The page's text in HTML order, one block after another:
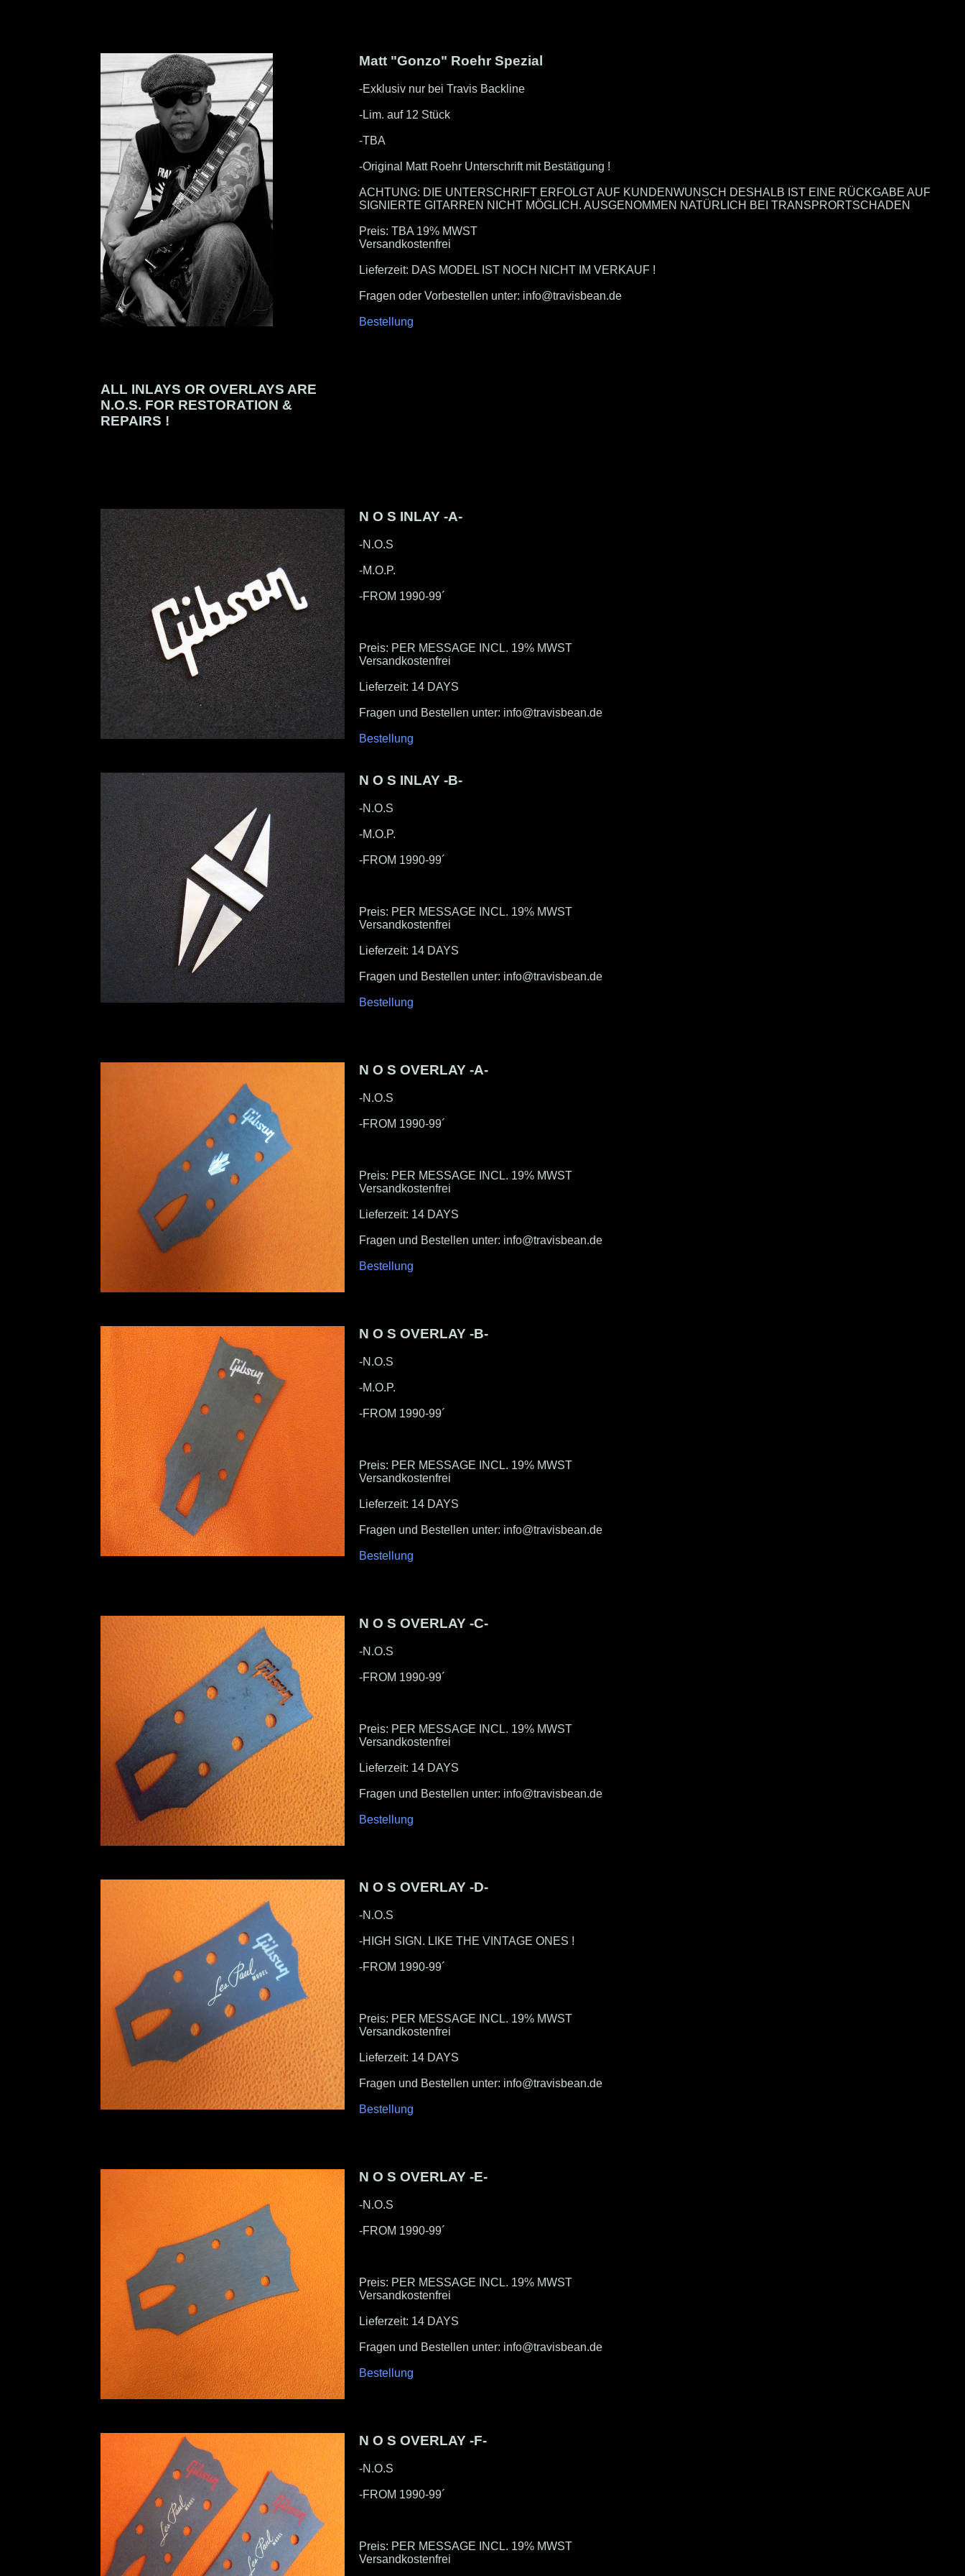
Matt "Gonzo" Roehr Spezial
-Exklusiv nur bei Travis Backline
-Lim. auf 12 Stück
-TBA
-Original Matt Roehr Unterschrift mit Bestätigung !
ACHTUNG: DIE UNTERSCHRIFT ERFOLGT AUF KUNDENWUNSCH DESHALB IST EINE RÜCKGABE AUF
SIGNIERTE GITARREN NICHT MÖGLICH. AUSGENOMMEN NATÜRLICH BEI TRANSPRORTSCHADEN
Preis: TBA 19% MWST
Versandkostenfrei
Lieferzeit: DAS MODEL IST NOCH NICHT IM VERKAUF !
Fragen oder Vorbestellen unter: info@travisbean.de
Bestellung
ALL INLAYS OR OVERLAYS ARE
N.O.S. FOR RESTORATION &
REPAIRS !
N O S INLAY -A-
-N.O.S
-M.O.P.
-FROM 1990-99´
Preis: PER MESSAGE INCL. 19% MWST
Versandkostenfrei
Lieferzeit: 14 DAYS
Fragen und Bestellen unter: info@travisbean.de
Bestellung
N O S INLAY -B-
-N.O.S
-M.O.P.
-FROM 1990-99´
Preis: PER MESSAGE INCL. 19% MWST
Versandkostenfrei
Lieferzeit: 14 DAYS
Fragen und Bestellen unter: info@travisbean.de
Bestellung
N O S OVERLAY -A-
-N.O.S
-FROM 1990-99´
Preis: PER MESSAGE INCL. 19% MWST
Versandkostenfrei
Lieferzeit: 14 DAYS
Fragen und Bestellen unter: info@travisbean.de
Bestellung
N O S OVERLAY -B-
-N.O.S
-M.O.P.
-FROM 1990-99´
Preis: PER MESSAGE INCL. 19% MWST
Versandkostenfrei
Lieferzeit: 14 DAYS
Fragen und Bestellen unter: info@travisbean.de
Bestellung
N O S OVERLAY -C-
-N.O.S
-FROM 1990-99´
Preis: PER MESSAGE INCL. 19% MWST
Versandkostenfrei
Lieferzeit: 14 DAYS
Fragen und Bestellen unter: info@travisbean.de
Bestellung
N O S OVERLAY -D-
-N.O.S
-HIGH SIGN. LIKE THE VINTAGE ONES !
-FROM 1990-99´
Preis: PER MESSAGE INCL. 19% MWST
Versandkostenfrei
Lieferzeit: 14 DAYS
Fragen und Bestellen unter: info@travisbean.de
Bestellung
N O S OVERLAY -E-
-N.O.S
-FROM 1990-99´
Preis: PER MESSAGE INCL. 19% MWST
Versandkostenfrei
Lieferzeit: 14 DAYS
Fragen und Bestellen unter: info@travisbean.de
Bestellung
N O S OVERLAY -F-
-N.O.S
-FROM 1990-99´
Preis: PER MESSAGE INCL. 19% MWST
Versandkostenfrei